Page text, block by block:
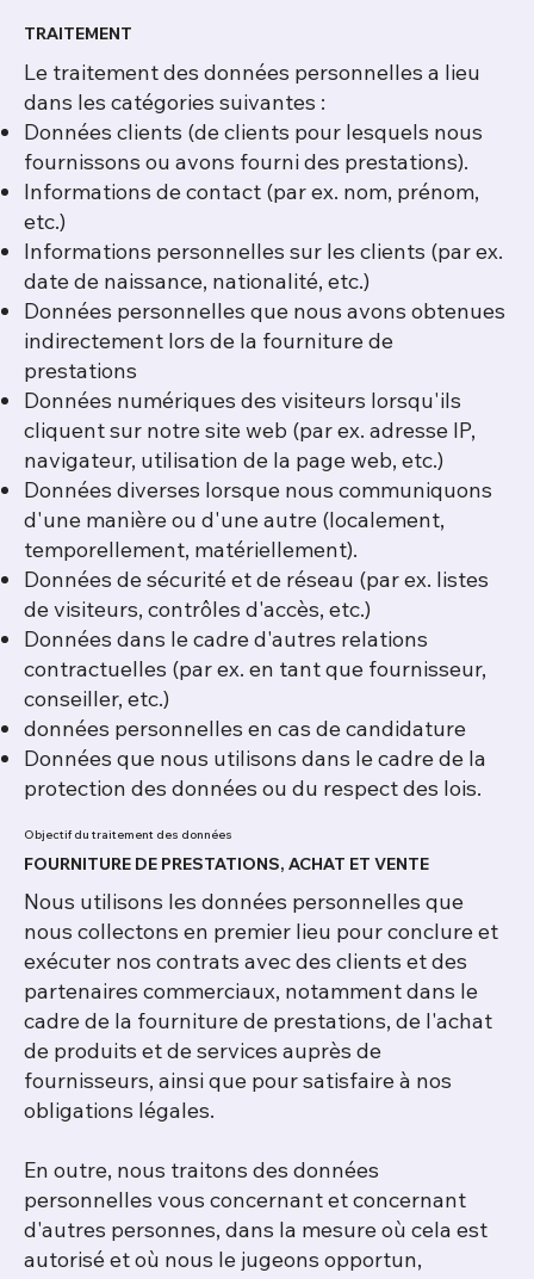
TRAITEMENT
Le traitement des données personnelles a lieu
dans les catégories suivantes :
Données clients (de clients pour lesquels nous
fournissons ou avons fourni des prestations).
Informations de contact (par ex. nom, prénom,
etc.)
Informations personnelles sur les clients (par ex.
date de naissance, nationalité, etc.)
Données personnelles que nous avons obtenues
indirectement lors de la fourniture de
prestations
Données numériques des visiteurs lorsqu'ils
cliquent sur notre site web (par ex. adresse IP,
navigateur, utilisation de la page web, etc.)
Données diverses lorsque nous communiquons
d'une manière ou d'une autre (localement,
temporellement, matériellement).
Données de sécurité et de réseau (par ex. listes
de visiteurs, contrôles d'accès, etc.)
Données dans le cadre d'autres relations
contractuelles (par ex. en tant que fournisseur,
conseiller, etc.)
données personnelles en cas de candidature
Données que nous utilisons dans le cadre de la
protection des données ou du respect des lois.
FOURNITURE DE PRESTATIONS, ACHAT ET VENTE
Nous utilisons les données personnelles que
nous collectons en premier lieu pour conclure et
exécuter nos contrats avec des clients et des
partenaires commerciaux, notamment dans le
cadre de la fourniture de prestations, de l'achat
de produits et de services auprès de
fournisseurs, ainsi que pour satisfaire à nos
obligations légales.
En outre, nous traitons des données
personnelles vous concernant et concernant
d'autres personnes, dans la mesure où cela est
autorisé et où nous le jugeons opportun,
Objectif du traitement des données